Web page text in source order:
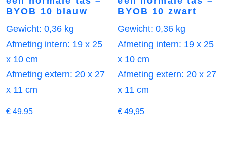
BYOB 10 blauw
Gewicht: 0,36 kg
Afmeting intern: 19 x 25
x 10 cm
Afmeting extern: 20 x 27
x 11 cm
€ 49,95
BYOB 10 zwart
Gewicht: 0,36 kg
Afmeting intern: 19 x 25
x 10 cm
Afmeting extern: 20 x 27
x 11 cm
€ 49,95